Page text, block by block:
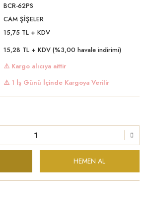
BCR-62PS
CAM ŞİŞELER
15,75 TL + KDV
15,28 TL + KDV (%3,00 havale indirimi)
⚠️ Kargo alıcıya aittir
⚠️ 1 İş Günü İçinde Kargoya Verilir
HEMEN AL